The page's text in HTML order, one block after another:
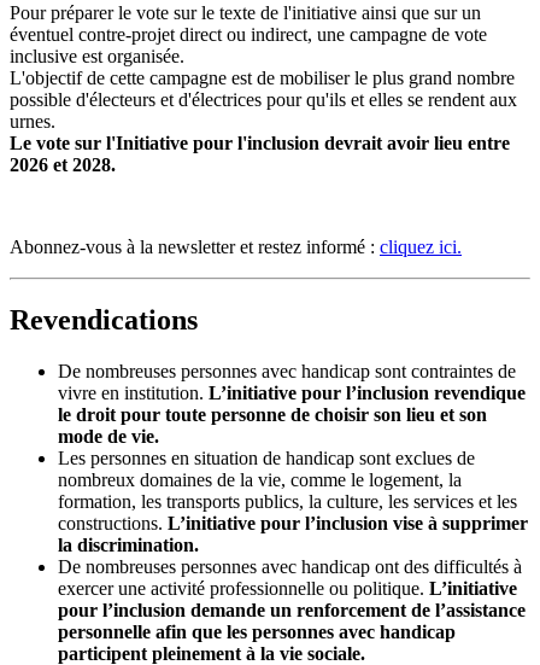
Pour préparer le vote sur le texte de l'initiative ainsi que sur un
éventuel contre-projet direct ou indirect, une campagne de vote
inclusive est organisée.
L'objectif de cette campagne est de mobiliser le plus grand nombre
possible d'électeurs et d'électrices pour qu'ils et elles se rendent aux
urnes.
Le vote sur l'Initiative pour l'inclusion devrait avoir lieu entre
2026 et 2028.
Abonnez-vous à la newsletter et restez informé : cliquez ici.
Revendications
De nombreuses personnes avec handicap sont contraintes de
vivre en institution. L’initiative pour l’inclusion revendique
le droit pour toute personne de choisir son lieu et son
mode de vie.
Les personnes en situation de handicap sont exclues de
nombreux domaines de la vie, comme le logement, la
formation, les transports publics, la culture, les services et les
constructions. L’initiative pour l’inclusion vise à supprimer
la discrimination.
De nombreuses personnes avec handicap ont des difficultés à
exercer une activité professionnelle ou politique. L’initiative
pour l’inclusion demande un renforcement de l’assistance
personnelle afin que les personnes avec handicap
participent pleinement à la vie sociale.